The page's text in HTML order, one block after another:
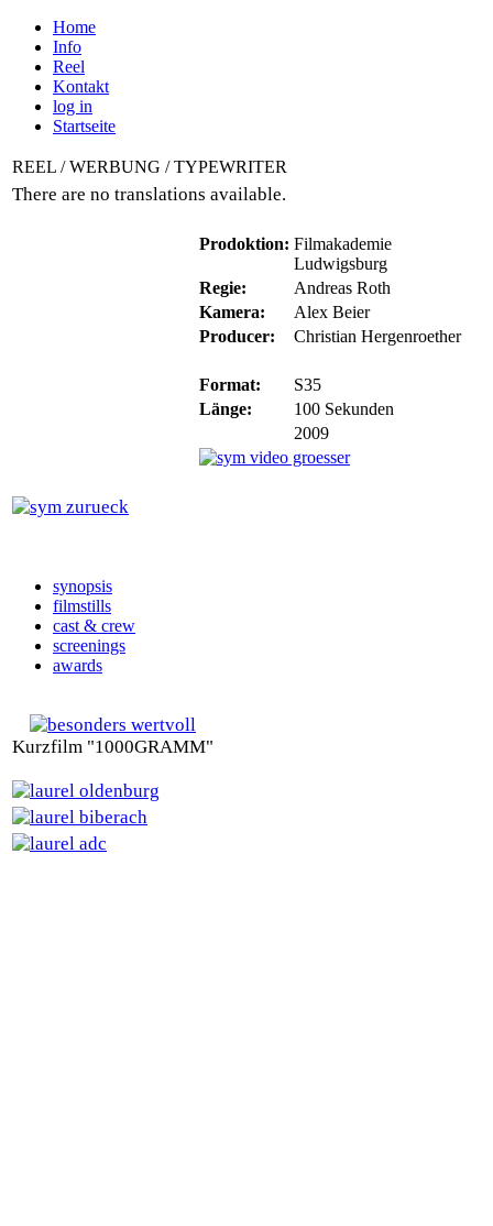
Home
Info
Reel
Kontakt
log in
Startseite
REEL / WERBUNG / TYPEWRITER
There are no translations available.
Prodoktion: Filmakademie
Ludwigsburg
Regie:
Andreas Roth
Kamera:
Alex Beier
Producer:
Christian Hergenroether
Format:
S35
Länge:
100 Sekunden
2009
synopsis
filmstills
cast & crew
screenings
awards
Kurzfilm "1000GRAMM"